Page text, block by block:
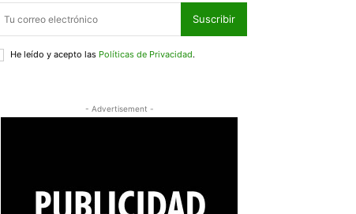
Suscribir
He leído y acepto las Políticas de Privacidad.
- Advertisement -